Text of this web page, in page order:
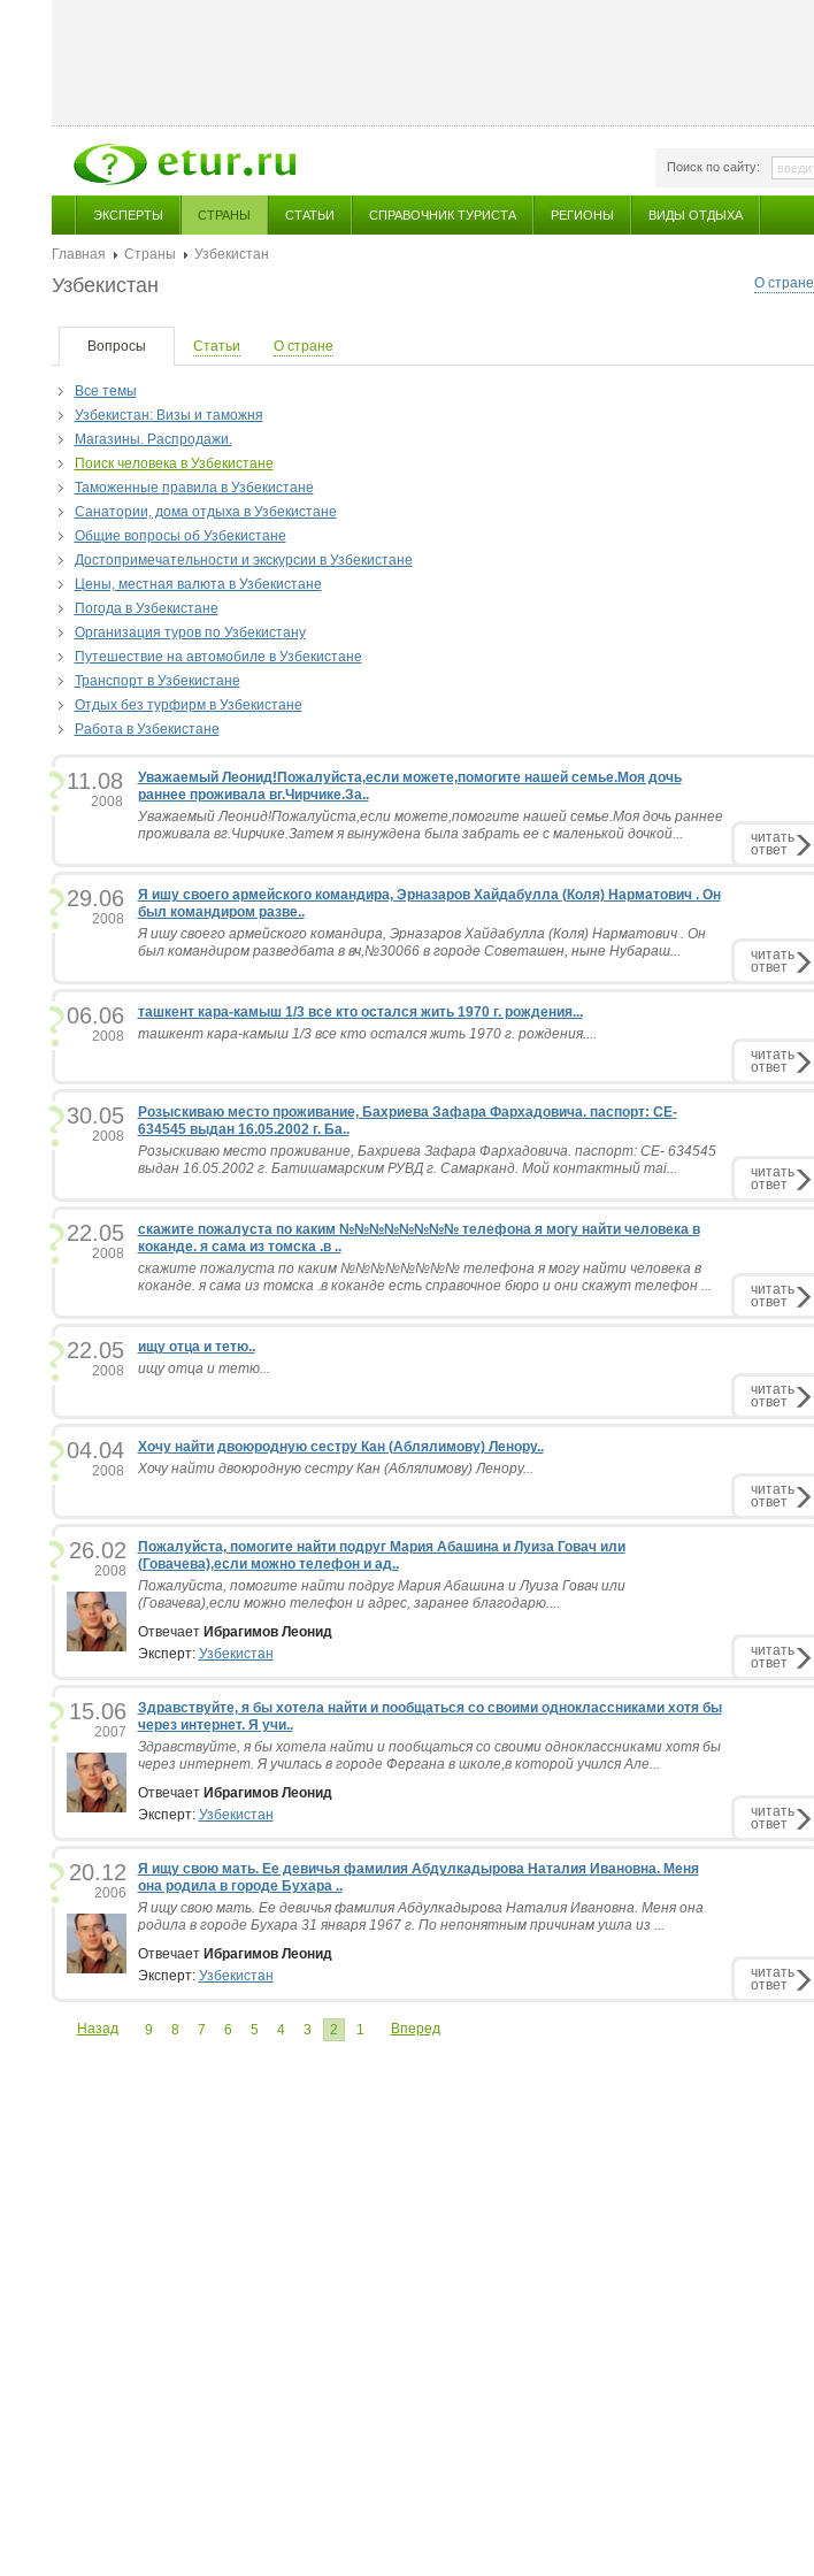
Поиск по сайту:
ЭКСПЕРТЫ СТРАНЫ СТАТЬИ СПРАВОЧНИК ТУРИСТА РЕГИОНЫ ВИДЫ ОТДЫХА
Главная Страны
Узбекистан
О стране
Узбекистан
Вопросы Статьи О стране
Все темы
Узбекистан: Визы и таможня
Магазины. Распродажи.
Поиск человека в Узбекистане
Таможенные правила в Узбекистане
Санатории, дома отдыха в Узбекистане
Общие вопросы об Узбекистане
Достопримечательности и экскурсии в Узбекистане
Цены, местная валюта в Узбекистане
Погода в Узбекистане
Организация туров по Узбекистану
Путешествие на автомобиле в Узбекистане
Транспорт в Узбекистане
Отдых без турфирм в Узбекистане
Работа в Узбекистане
11.08
2008
Уважаемый Леонид!Пожалуйста,если можете,помогите нашей семье.Моя дочь
раннее проживала вг.Чирчике.За..
Уважаемый Леонид!Пожалуйста,если можете,помогите нашей семье.Моя дочь раннее
проживала вг.Чирчике.Затем я вынуждена была забрать ее с маленькой дочкой...
читать
ответ
29.06
2008
Я ишу своего армейского командира, Эрназаров Хайдабулла (Коля) Нарматович . Он
был командиром разве..
Я ишу своего армейского командира, Эрназаров Хайдабулла (Коля) Нарматович . Он
был командиром разведбата в вч,№30066 в городе Советашен, ныне Нубараш...
читать
ответ
06.06
2008
ташкент кара-камыш 1/3 все кто остался жить 1970 г. рождения...
ташкент кара-камыш 1/3 все кто остался жить 1970 г. рождения....
читать
ответ
30.05
2008
Розыскиваю место проживание, Бахриева Зафара Фархадовича. паспорт: СЕ-
634545 выдан 16.05.2002 г. Ба..
Розыскиваю место проживание, Бахриева Зафара Фархадовича. паспорт: СЕ- 634545
выдан 16.05.2002 г. Батишамарским РУВД г. Самарканд. Мой контактный mai...
читать
ответ
22.05
2008
скажите пожалуста по каким №№№№№№№№ телефона я могу найти человека в
коканде. я сама из томска .в ..
скажите пожалуста по каким №№№№№№№№ телефона я могу найти человека в
коканде. я сама из томска .в коканде есть справочное бюро и они скажут телефон ...
читать
ответ
22.05
2008
ищу отца и тетю..
ищу отца и тетю...
читать
ответ
04.04
2008
Хочу найти двоюродную сестру Кан (Аблялимову) Ленору..
Хочу найти двоюродную сестру Кан (Аблялимову) Ленору...
читать
ответ
26.02
2008
Пожалуйста, помогите найти подруг Мария Абашина и Луиза Говач или
(Говачева),если можно телефон и ад..
Пожалуйста, помогите найти подруг Мария Абашина и Луиза Говач или
(Говачева),если можно телефон и адрес, заранее благодарю....
Отвечает Ибрагимов Леонид
Эксперт: Узбекистан читать
ответ
15.06
2007
Здравствуйте, я бы хотела найти и пообщаться со своими одноклассниками хотя бы
через интернет. Я учи..
Здравствуйте, я бы хотела найти и пообщаться со своими одноклассниками хотя бы
через интернет. Я училась в городе Фергана в школе,в которой учился Але...
Отвечает Ибрагимов Леонид
Эксперт: Узбекистан читать
ответ
20.12
2006
Я ищу свою мать. Ее девичья фамилия Абдулкадырова Наталия Ивановна. Меня
она родила в городе Бухара ..
Я ищу свою мать. Ее девичья фамилия Абдулкадырова Наталия Ивановна. Меня она
родила в городе Бухара 31 января 1967 г. По непонятным причинам ушла из ...
Отвечает Ибрагимов Леонид
Эксперт: Узбекистан читать
ответ
Назад 9 8 7 6 5 4 3 2 1 Вперед